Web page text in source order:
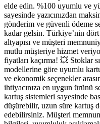
elde edin. %100 uyumlu ve
sayesinde yazıcınızdan
gönderim ve güvenli ödeme
kadar gelsin. Türkiye’nin
altyapısı ve müşteri
mutlu müşteriye hizmet
fiyatları kaçırma! 💥 Stoklar
modellerine göre uyumlu
ve ekonomik seçenekler
ihtiyacınıza en uygun ürünü
kartuş sistemleri sayesinde
düşürebilir, uzun süre kartuş
edebilirsiniz. Müşteri